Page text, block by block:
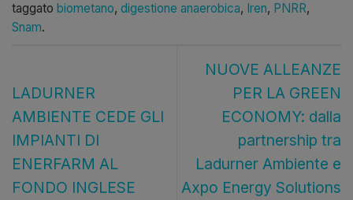
taggato biometano, digestione anaerobica, Iren, PNRR,
Snam.
LADURNER
AMBIENTE CEDE GLI
IMPIANTI DI
ENERFARM AL
FONDO INGLESE
NUOVE ALLEANZE
PER LA GREEN
ECONOMY: dalla
partnership tra
Ladurner Ambiente e
Axpo Energy Solutions